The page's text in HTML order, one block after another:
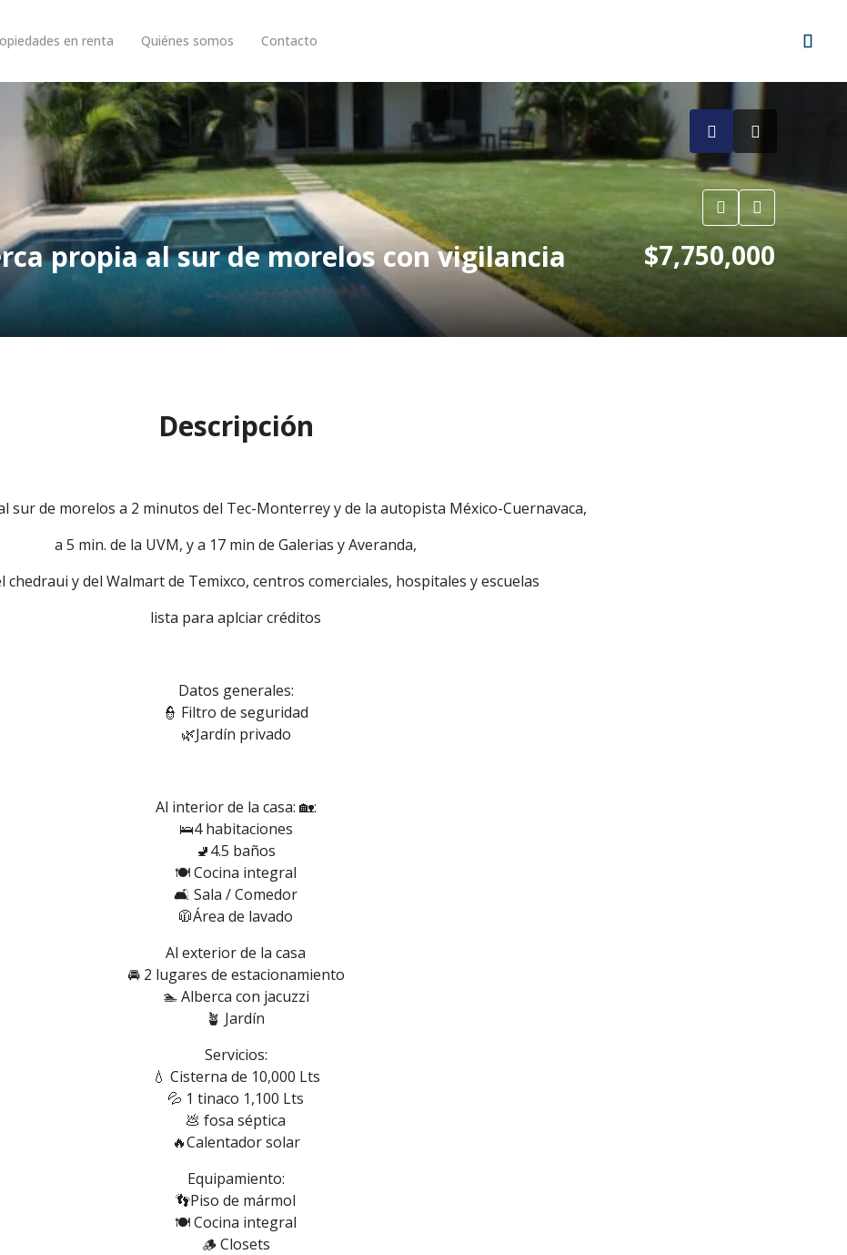
en renta Quiénes somos Contacto
propia al sur de morelos con vigilancia $7,750,000
Descripción
sur de morelos a 2 minutos del Tec-Monterrey y de la autopista México-Cuernavaca,
a 5 min. de la UVM, y a 17 min de Galerias y Averanda,
chedraui y del Walmart de Temixco, centros comerciales, hospitales y escuelas
lista para aplciar créditos
Datos generales:
👮 Filtro de seguridad
🌿Jardín privado
Al interior de la casa: 🏡:
🛌4 habitaciones
🚽4.5 baños
🍽️ Cocina integral
🛋️ Sala / Comedor
🧥Área de lavado
Al exterior de la casa
🚘 2 lugares de estacionamiento
🏊 Alberca con jacuzzi
🪴 Jardín
Servicios:
💧 Cisterna de 10,000 Lts
💦 1 tinaco 1,100 Lts
💩 fosa séptica
🔥Calentador solar
Equipamiento:
👣Piso de mármol
🍽️ Cocina integral
🪵 Closets